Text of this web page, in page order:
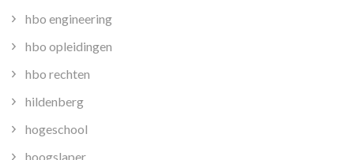
hbo engineering
hbo opleidingen
hbo rechten
hildenberg
hogeschool
hoogslaper